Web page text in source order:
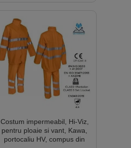
Costum impermeabil, Hi-Viz,
pentru ploaie si vant, Kawa,
portocaliu HV, compus din